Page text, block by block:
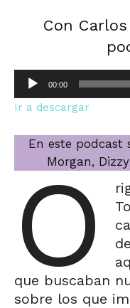
Con
Reproductor
de
audio
00:00
Ir a descargar
En este podcast
Morgan,
O
que buscaban
sobre los que